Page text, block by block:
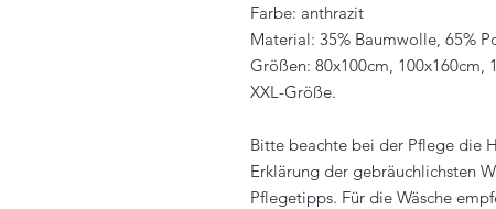
Farbe: anthrazit
Material: 35% Baumwolle, 65%
Größen: 80x100cm, 100x160cm,
XXL-Größe.
Bitte beachte bei der Pflege die
Erklärung der gebräuchlichsten
Pflegetipps. Für die Wäsche